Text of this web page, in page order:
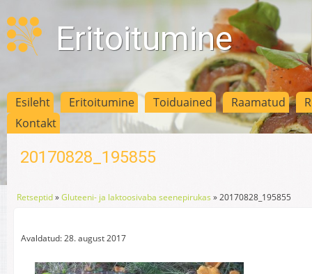
Eritoitumine
Esileht Eritoitumine Toiduained Raamatud
Kontakt
20170828_195855
Retseptid»Gluteeni- ja laktoosivaba seenepirukas »20170828_195855
Avaldatud: 28. august 2017